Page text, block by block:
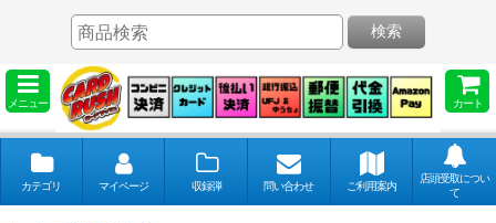
メニュー カート
検索
カテゴリ マイページ 収録弾 問い合わせ ご利用案内
店頭受取につい
て